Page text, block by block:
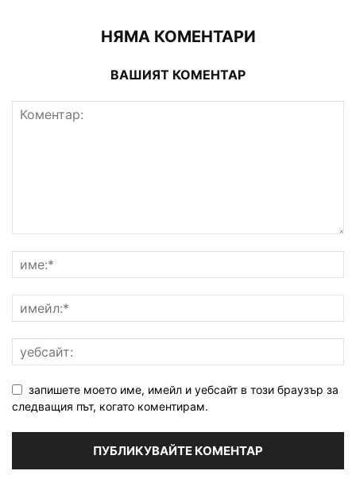
НЯМА КОМЕНТАРИ
ВАШИЯТ КОМЕНТАР
запишете моето име, имейл и уебсайт в този браузър за
следващия път, когато коментирам.